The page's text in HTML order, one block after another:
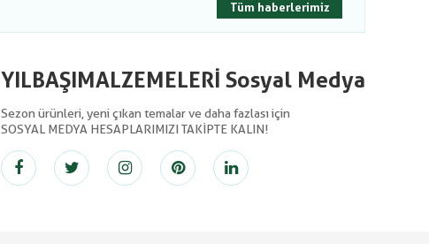
Tüm haberlerimiz
YILBAŞIMALZEMELERİ Sosyal Medya
Sezon ürünleri, yeni çıkan temalar ve daha fazlası için
SOSYAL MEDYA HESAPLARIMIZI TAKİPTE KALIN!